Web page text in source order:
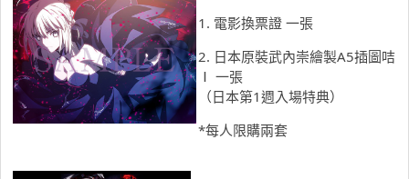
1. 電影換票證 一張
2. 日本原裝武內崇繪製A5插圖咭
Ⅰ 一張
（日本第1週入場特典）
*每人限購兩套